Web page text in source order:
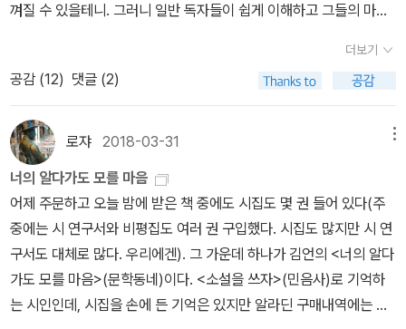
이관管 속으로 날러 가부럿다 지 울음으로 숲 둘레를 막아 놓고 그 숲
가 의심하면서 (전문) 황지우가 이 시집을 냈을 때가 1983년, 난 아
를 통해 인기 시인임에도 불구하고 자신의 시를 이해하는 사람은 극
도로 적을 것이라는 취지로 말한 적이 있다. 즉 독자들은 제대로는커
녕 대충 알지도 못하면서 자신이 쓴 시를 읽고 좋다고 한다는 뜻이었
다. 그게 아마 민음사에서 《겨울 나무부터 봄 나무에로》를 낸 다음이
었을 거다. 황지우를 읽고 배우고 닮기 위해 애를 쓴 것처럼 보이는 김
언은 여기에서 한 발 더 나간다. 평론가 신형철이 쓴 시집의 해설을 읽
어보면 첫머리에 김언은 자신의 앞선 시집 《거인》에 실린 <시집>에
서 이미 “한 명의 과학자를 움직일 것. / 백 명의 민중을 포기할 것. /
껴질 수 있을테니. 그러니 일반 독자들이 쉽게 이해하고 그들의 마음
이론들을 동원해서, 또는 사회학, 철학 이론들을 동원해서 설명할 수
있는 시. 얼마나 좋은가? 일자리 창출이다. 평론가들이 뿌듯하게 느
낄 수도 있는 시다. 이렇게 말하면 평론가들이 기분 나빠하겠지만, 그
들 역할이 무엇인가? 일반인들이 잘 이해하지 못하는 작품을, 일반인
들이 이해할 수 있도록 도와주는 일 아닌가. 이 작품은 이렇게 이해할
수 있습니다라고 알려주는 역할. 그런 점에서 이 시집 뒤에 실린 신형
철의 작품 해설은 제 역할을 다했다고 생각한다. 물론 그 해설에 동의
하든 동의하지 않든 그것은 읽는 사람 취향이겠지만. '이미 있는 독
자'와 소통하기보다는 '있어야 할 독자'를 창조하겠다고 나서는 시인
들이 있습니다. 그런 야심가들을 흔히 전위(前衛)라고 부릅니다. (1
65쪽) 김언이 전위 시인인지 아닌지는 모르겠지만, 난해하기는, 이해
더보기
공감 (12) 댓글 (2)
로쟈 2018-03-31
너의 알다가도 모를 마음
어제 주문하고 오늘 밤에 받은 책 중에도 시집도 몇 권 들어 있다(주
중에는 시 연구서와 비평집도 여러 권 구입했다. 시집도 많지만 시 연
구서도 대체로 많다. 우리에겐). 그 가운데 하나가 김언의 <너의 알다
가도 모를 마음>(문학동네)이다. <소설을 쓰자>(민음사)로 기억하
는 시인인데, 시집을 손에 든 기억은 있지만 알라딘 구매내역에는 뜨